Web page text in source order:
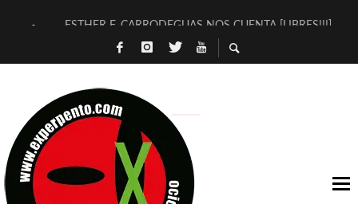
ESTHER F. CARRODEGUAS NOS CUENTA [LIBRES!!!]
[TERRA DE GUAPES] DE SANDRA MONFORT
TIMBRE 4, LA ESCUELA DEL DIRECTOR TEATRAL CLAUDIO
30 AÑOS (NO ES NADA) DE LA KATARSIS DEL TOMATAZO
MILITARES JUDÍAS EN #EXVITA
D’BALDOMEROS REINVENTAN [BITÁCORA 3.0] EN EXVITA